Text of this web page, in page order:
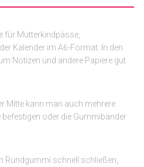
für Mutterkindpässe,
Kalender im A6-Format. In den
Notizen und andere Papiere gut
Mitte kann man auch mehrere
befestigen oder die Gummibänder
Rundgummi schnell schließen,